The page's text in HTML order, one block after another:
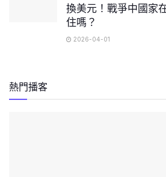
換美元！戰爭中國家
住嗎？
2026-04-01
熱門播客